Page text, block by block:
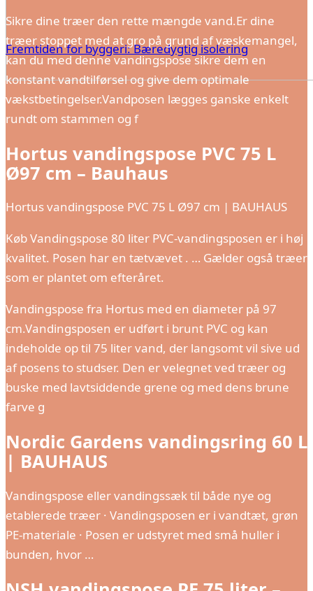
Fremtiden for byggeri: Bæredygtig isolering
Sikre dine træer den rette mængde vand.Er dine
træer stoppet med at gro på grund af væskemangel,
kan du med denne vandingspose sikre dem en
konstant vandtilførsel og give dem optimale
vækstbetingelser.Vandposen lægges ganske enkelt
rundt om stammen og f
Hortus vandingspose PVC 75 L
Ø97 cm – Bauhaus
Hortus vandingspose PVC 75 L Ø97 cm | BAUHAUS
Køb Vandingspose 80 liter PVC-vandingsposen er i høj
kvalitet. Posen har en tætvævet . … Gælder også træer
som er plantet om efteråret.
Vandingspose fra Hortus med en diameter på 97
cm.Vandingsposen er udført i brunt PVC og kan
indeholde op til 75 liter vand, der langsomt vil sive ud
af posens to studser. Den er velegnet ved træer og
buske med lavtsiddende grene og med dens brune
farve g
Nordic Gardens vandingsring 60 L
| BAUHAUS
Vandingspose eller vandingssæk til både nye og
etablerede træer · Vandingsposen er i vandtæt, grøn
PE-materiale · Posen er udstyret med små huller i
bunden, hvor …